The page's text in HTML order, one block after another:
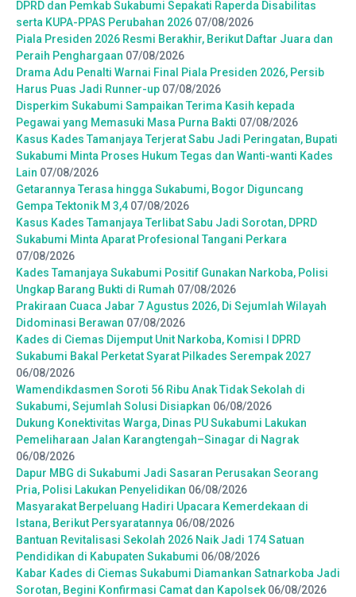
DPRD dan Pemkab Sukabumi Sepakati Raperda Disabilitas
serta KUPA-PPAS Perubahan 2026 07/08/2026
Piala Presiden 2026 Resmi Berakhir, Berikut Daftar Juara dan
Peraih Penghargaan 07/08/2026
Drama Adu Penalti Warnai Final Piala Presiden 2026, Persib
Harus Puas Jadi Runner-up 07/08/2026
Disperkim Sukabumi Sampaikan Terima Kasih kepada
Pegawai yang Memasuki Masa Purna Bakti 07/08/2026
Kasus Kades Tamanjaya Terjerat Sabu Jadi Peringatan, Bupati
Sukabumi Minta Proses Hukum Tegas dan Wanti-wanti Kades
Lain 07/08/2026
Getarannya Terasa hingga Sukabumi, Bogor Diguncang
Gempa Tektonik M 3,4 07/08/2026
Kasus Kades Tamanjaya Terlibat Sabu Jadi Sorotan, DPRD
Sukabumi Minta Aparat Profesional Tangani Perkara
07/08/2026
Kades Tamanjaya Sukabumi Positif Gunakan Narkoba, Polisi
Ungkap Barang Bukti di Rumah 07/08/2026
Prakiraan Cuaca Jabar 7 Agustus 2026, Di Sejumlah Wilayah
Didominasi Berawan 07/08/2026
Kades di Ciemas Dijemput Unit Narkoba, Komisi I DPRD
Sukabumi Bakal Perketat Syarat Pilkades Serempak 2027
06/08/2026
Wamendikdasmen Soroti 56 Ribu Anak Tidak Sekolah di
Sukabumi, Sejumlah Solusi Disiapkan 06/08/2026
Dukung Konektivitas Warga, Dinas PU Sukabumi Lakukan
Pemeliharaan Jalan Karangtengah–Sinagar di Nagrak
06/08/2026
Dapur MBG di Sukabumi Jadi Sasaran Perusakan Seorang
Pria, Polisi Lakukan Penyelidikan 06/08/2026
Masyarakat Berpeluang Hadiri Upacara Kemerdekaan di
Istana, Berikut Persyaratannya 06/08/2026
Bantuan Revitalisasi Sekolah 2026 Naik Jadi 174 Satuan
Pendidikan di Kabupaten Sukabumi 06/08/2026
Kabar Kades di Ciemas Sukabumi Diamankan Satnarkoba Jadi
Sorotan, Begini Konfirmasi Camat dan Kapolsek 06/08/2026